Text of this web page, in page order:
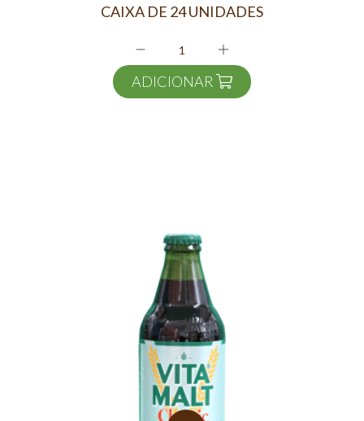
CAIXA DE 24 UNIDADES
ADICIONAR